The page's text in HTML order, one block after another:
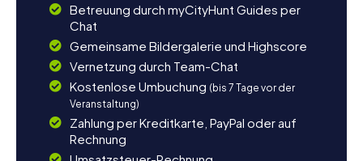
Betreuung durch myCityHunt Guides per
Chat
Gemeinsame Bildergalerie und Highscore
Vernetzung durch Team-Chat
Kostenlose Umbuchung (bis 7 Tage vor der
Veranstaltung)
Zahlung per Kreditkarte, PayPal oder auf
Rechnung